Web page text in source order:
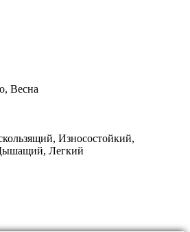
Весна
Износостойкий,
Легкий